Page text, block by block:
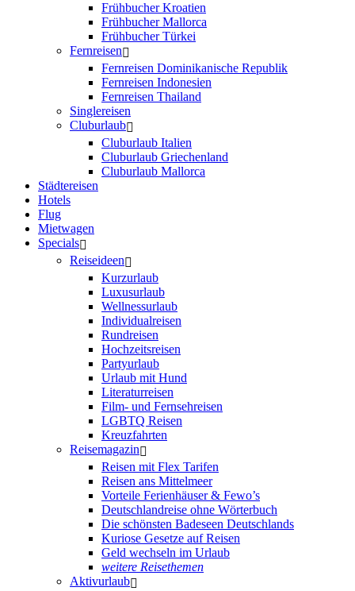
Frühbucher Kroatien
Frühbucher Mallorca
Frühbucher Türkei
Fernreisen
Fernreisen Dominikanische Republik
Fernreisen Indonesien
Fernreisen Thailand
Singlereisen
Cluburlaub
Cluburlaub Italien
Cluburlaub Griechenland
Cluburlaub Mallorca
Städtereisen
Hotels
Flug
Mietwagen
Specials
Reiseideen
Kurzurlaub
Luxusurlaub
Wellnessurlaub
Individualreisen
Rundreisen
Hochzeitsreisen
Partyurlaub
Urlaub mit Hund
Literaturreisen
Film- und Fernsehreisen
LGBTQ Reisen
Kreuzfahrten
Reisemagazin
Reisen mit Flex Tarifen
Reisen ans Mittelmeer
Vorteile Ferienhäuser & Fewo’s
Deutschlandreise ohne Wörterbuch
Die schönsten Badeseen Deutschlands
Kuriose Gesetze auf Reisen
Geld wechseln im Urlaub
weitere Reisethemen
Aktivurlaub